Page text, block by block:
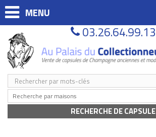
MENU
03.26.64.99.13
Recherche par maisons
RECHERCHE DE CAPSULE